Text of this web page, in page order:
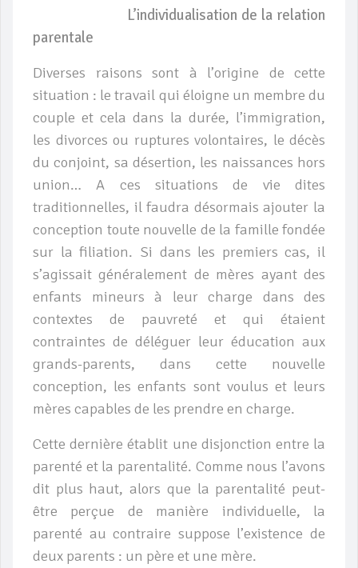
L’individualisation de la relation
parentale
Diverses raisons sont à l’origine de cette
situation : le travail qui éloigne un membre du
couple et cela dans la durée, l’immigration,
les divorces ou ruptures volontaires, le décès
du conjoint, sa désertion, les naissances hors
union… A ces situations de vie dites
traditionnelles, il faudra désormais ajouter la
conception toute nouvelle de la famille fondée
sur la filiation. Si dans les premiers cas, il
s’agissait généralement de mères ayant des
enfants mineurs à leur charge dans des
contextes de pauvreté et qui étaient
contraintes de déléguer leur éducation aux
grands-parents, dans cette nouvelle
conception, les enfants sont voulus et leurs
mères capables de les prendre en charge.
Cette dernière établit une disjonction entre la
parenté et la parentalité. Comme nous l’avons
dit plus haut, alors que la parentalité peut-
être perçue de manière individuelle, la
parenté au contraire suppose l’existence de
deux parents : un père et une mère.